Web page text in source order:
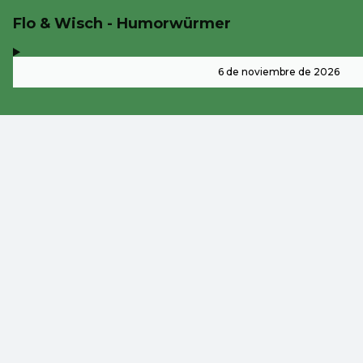
Flo & Wisch - Humorwürmer
6 de noviembre de 2026